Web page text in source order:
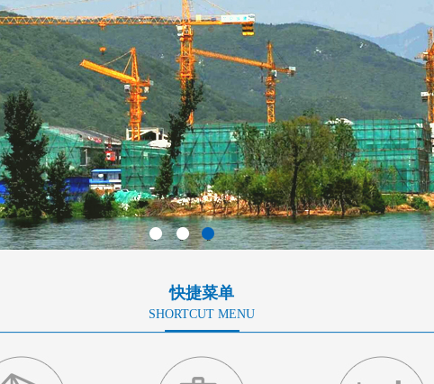
1 2 3
快捷菜单
SHORTCUT MENU